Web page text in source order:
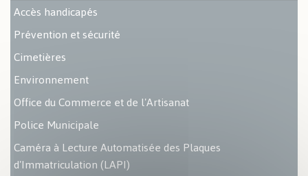
Accès handicapés
Prévention et sécurité
Cimetières
Environnement
Office du Commerce et de l'Artisanat
Police Municipale
Caméra à Lecture Automatisée des Plaques
d'Immatriculation (LAPI)